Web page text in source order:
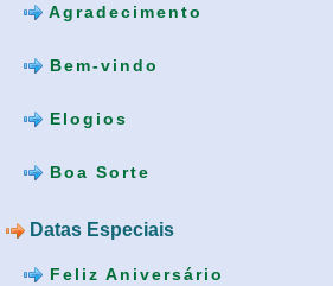
Agradecimento
Bem-vindo
Elogios
Boa Sorte
Datas Especiais
Feliz Aniversário